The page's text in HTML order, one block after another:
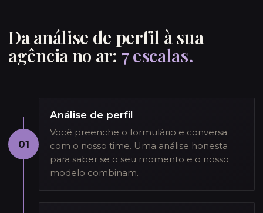
Da análise de perfil à sua
agência no ar: 7 escalas.
01
Análise de perfil
Você preenche o formulário e conversa
com o nosso time. Uma análise honesta
para saber se o seu momento e o nosso
modelo combinam.